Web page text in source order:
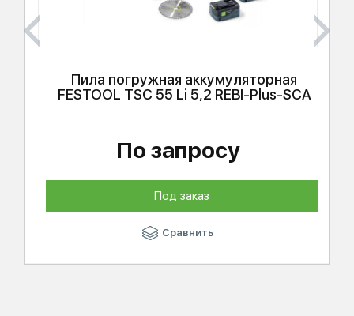
Пила погружная аккумуляторная
FESTOOL TSC 55 Li 5,2 REBI-Plus-SCA
По запросу
Под заказ
Сравнить